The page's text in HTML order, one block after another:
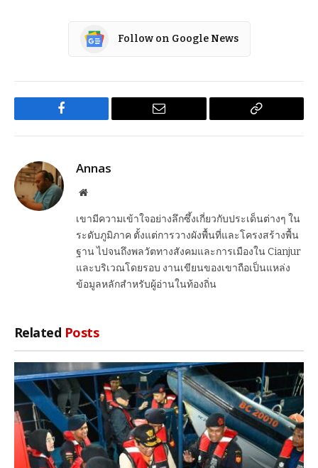
Follow on Google News
Facebook Email
Copy
Annas
Website
เขามีความเข้าใจอย่างลึกซึ้งเกี่ยวกับประเด็นต่างๆ ใน
ระดับภูมิภาค ตั้งแต่การวางผังพื้นที่และโครงสร้างพื้น
ฐาน ไปจนถึงพลวัตทางสังคมและการเมืองใน Cianjur
และบริเวณโดยรอบ งานเขียนของเขาถือเป็นแหล่ง
ข้อมูลหลักสำหรับผู้อ่านในท้องถิ่น
Related Posts